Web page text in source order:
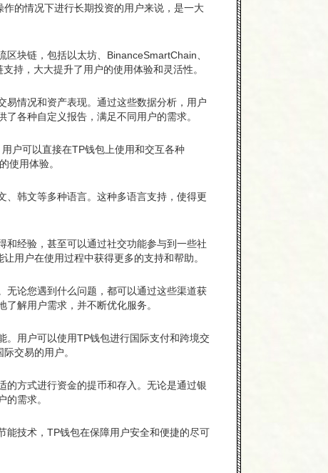
的情况下进行长期投资的用户来说，是一大
块链，包括以太坊、BinanceSmartChain、
持，大大提升了用户的使用体验和灵活性。
易情况和资产表现。通过这些数据分析，用户
各种自定义报告，满足不同用户的需求。
户可以直接在TP钱包上使用和交互各种
使用体验。
、韩文等多种语言。这种多语言支持，使得更
和经验，甚至可以通过社交功能参与到一些社
用户在使用过程中获得更多的支持和帮助。
无论您遇到什么问题，都可以通过这些渠道获
解用户需求，并不断优化服务。
。用户可以使用TP钱包进行国际支付和跨境交
交易的用户。
的方式进行资金的提币和存入。无论是通过银
需求。
能技术，TP钱包在保障用户安全和便捷的尽可